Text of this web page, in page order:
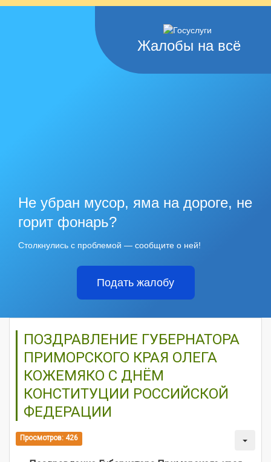
Жалобы на всё
Не убран мусор, яма на дороге, не
горит фонарь?
Столкнулись с проблемой — сообщите о ней!
Подать жалобу
ПОЗДРАВЛЕНИЕ ГУБЕРНАТОРА
ПРИМОРСКОГО КРАЯ ОЛЕГА
КОЖЕМЯКО С ДНЁМ
КОНСТИТУЦИИ РОССИЙСКОЙ
ФЕДЕРАЦИИ
Просмотров: 426